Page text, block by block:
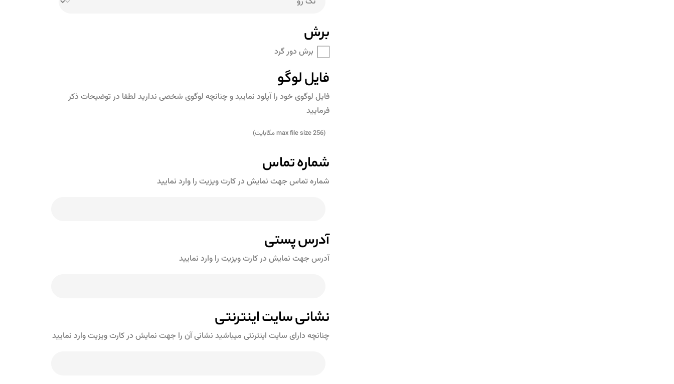
برش
برش دور گرد
فایل لوگو
فایل لوگوی خود را آپلود نمایید و چنانچه لوگوی شخصی ندارید لطفا در توضیحات ذکر
فرمایید
(max file size 256 مگابایت)
شماره تماس
شماره تماس جهت نمایش در کارت ویزیت را وارد نمایید
آدرس پستی
آدرس جهت نمایش در کارت ویزیت را وارد نمایید
نشانی سایت اینترنتی
چنانچه دارای سایت اینترنتی میباشید نشانی آن را جهت نمایش در کارت ویزیت وارد نمایید